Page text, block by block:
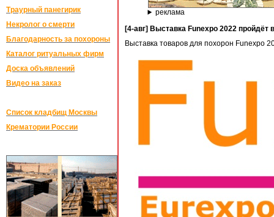
Траурный панегирик
Некролог о смерти
Благодарность за похороны
Каталог ритуальных фирм
Доска объявлений
Видео на заказ
Список кладбищ Москвы
Крематории России
реклама
[4-авг] Выставка Funexpo 2022 пройдёт
Выставка товаров для похорон Funexpo